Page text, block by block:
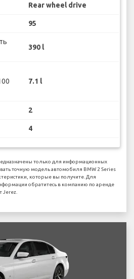
Rear wheel drive
95
390 l
7.1 l
2
4
только для информационных
точную модель автомобиля BMW 2 Series
которые вы получите. Для
обратитесь в компанию по аренде
Jerez.